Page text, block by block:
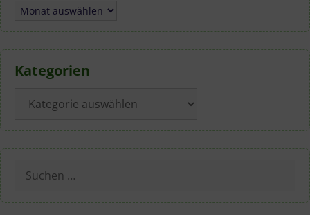
Archiv
Kategorien
Suchen
nach: